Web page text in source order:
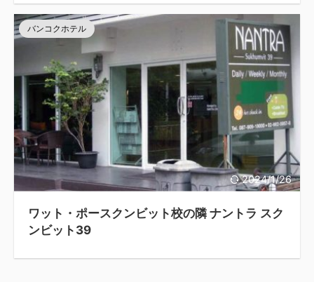
2024/1/26
バンコクホテル
ワット・ポースクンビット校の隣 ナントラ スク
ンビット39